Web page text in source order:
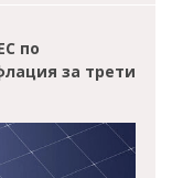
по
за трети